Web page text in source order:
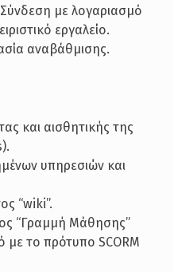
με λογαριασμό
εργαλείο.
αναβάθμισης.
και αισθητικής της
υπηρεσιών και
“wiki”.
“Γραμμή Μάθησης”
τo πρότυπo SCORM